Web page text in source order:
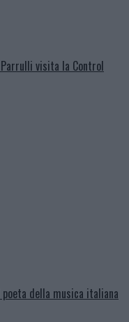
visita la Control
della musica italiana